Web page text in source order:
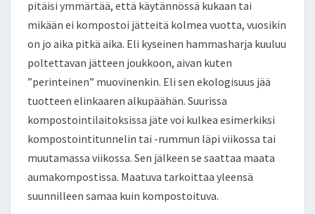
pitäisi ymmärtää, että käytännössä kukaan tai
mikään ei kompostoi jätteitä kolmea vuotta, vuosikin
on jo aika pitkä aika. Eli kyseinen hammasharja kuuluu
poltettavan jätteen joukkoon, aivan kuten
”perinteinen” muovinenkin. Eli sen ekologisuus jää
tuotteen elinkaaren alkupäähän. Suurissa
kompostointilaitoksissa jäte voi kulkea esimerkiksi
kompostointitunnelin tai -rummun läpi viikossa tai
muutamassa viikossa. Sen jälkeen se saattaa maata
aumakompostissa. Maatuva tarkoittaa yleensä
suunnilleen samaa kuin kompostoituva.